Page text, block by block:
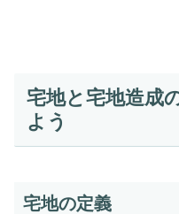
宅地と宅地造成
よう
宅地の定義